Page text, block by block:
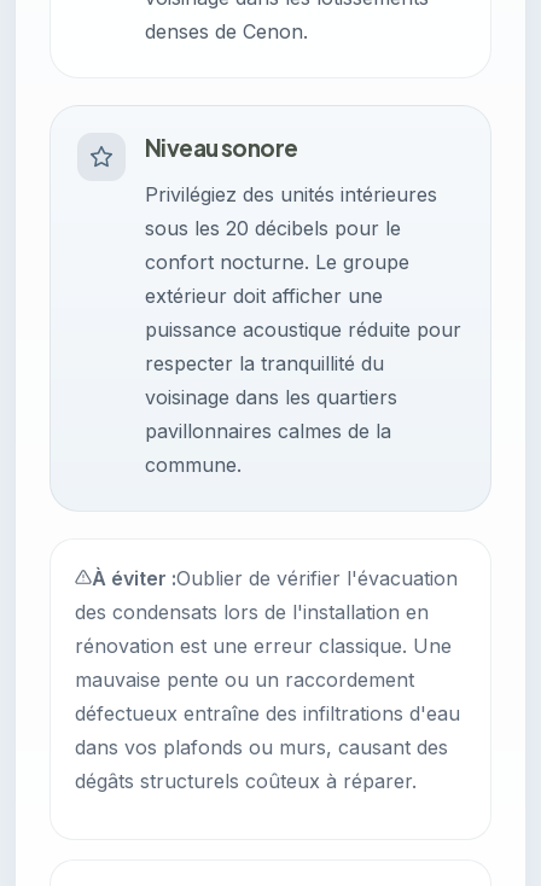
denses de Cenon.
Niveau sonore
Privilégiez des unités intérieures
sous les 20 décibels pour le
confort nocturne. Le groupe
extérieur doit afficher une
puissance acoustique réduite pour
respecter la tranquillité du
voisinage dans les quartiers
pavillonnaires calmes de la
commune.
À éviter :Oublier de vérifier l'évacuation
des condensats lors de l'installation en
rénovation est une erreur classique. Une
mauvaise pente ou un raccordement
défectueux entraîne des infiltrations d'eau
dans vos plafonds ou murs, causant des
dégâts structurels coûteux à réparer.